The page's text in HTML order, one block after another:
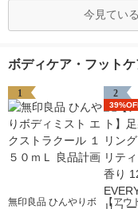
今見てい
ボディケア・フット
1
無印良品 ひんやりボ
2
【アウ